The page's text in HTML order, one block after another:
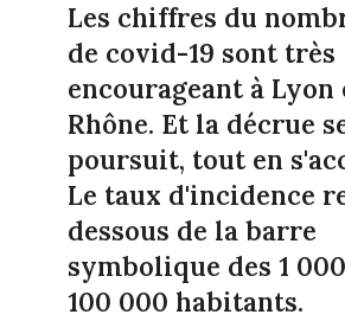
Les chiffres du
de covid-19 sont très
encourageant à Lyon
Rhône. Et la décrue
poursuit, tout en
Le taux d'incidence
dessous de la barre
symbolique des 1
100 000 habitants.